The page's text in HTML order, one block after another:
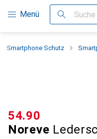
Navigation nach Kategorien
Menü Suche
Smartphone Schutz
Noreve
CHF
54.90